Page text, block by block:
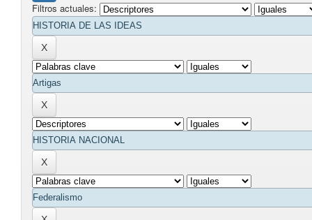
Filtros actuales: